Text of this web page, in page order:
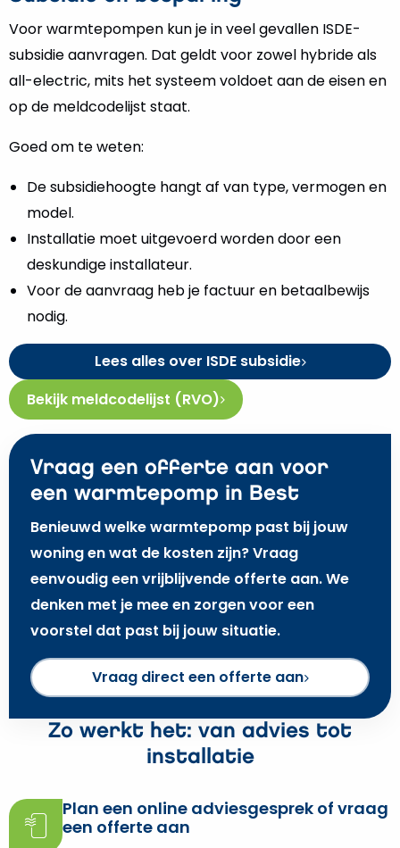
Voor warmtepompen kun je in veel gevallen ISDE-
subsidie aanvragen. Dat geldt voor zowel hybride als
all-electric, mits het systeem voldoet aan de eisen en
op de meldcodelijst staat.
Goed om te weten:
De subsidiehoogte hangt af van type, vermogen en
model.
Installatie moet uitgevoerd worden door een
deskundige installateur.
Voor de aanvraag heb je factuur en betaalbewijs
nodig.
Lees alles over ISDE subsidie
Bekijk meldcodelijst (RVO)
Vraag een offerte aan voor
een warmtepomp in Best
Benieuwd welke warmtepomp past bij jouw
woning en wat de kosten zijn? Vraag
eenvoudig een vrijblijvende offerte aan. We
denken met je mee en zorgen voor een
voorstel dat past bij jouw situatie.
Vraag direct een offerte aan
Zo werkt het: van advies tot
installatie
Plan een online adviesgesprek of vraag
een offerte aan